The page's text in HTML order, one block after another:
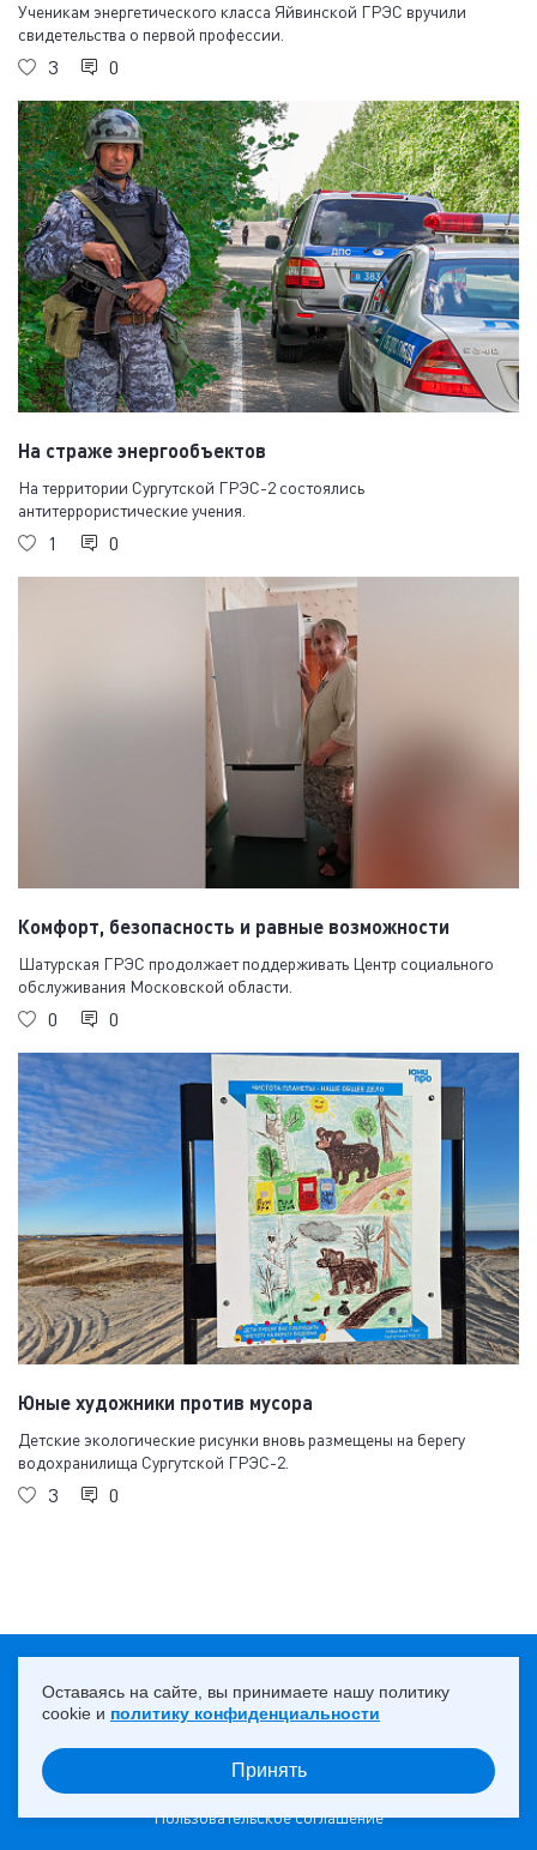
Ученикам энергетического класса Яйвинской ГРЭС вручили
свидетельства о первой профессии.
3 0
На страже энергообъектов
На территории Сургутской ГРЭС-2 состоялись
антитеррористические учения.
1 0
Комфорт, безопасность и равные возможности
Шатурская ГРЭС продолжает поддерживать Центр социального
обслуживания Московской области.
0 0
Юные художники против мусора
Детские экологические рисунки вновь размещены на берегу
водохранилища Сургутской ГРЭС-2.
3 0
© 2013 — 2026 ПАО «Юнипро»
Пользовательское соглашение
Оставаясь на сайте, вы принимаете нашу политику
cookie и политику конфиденциальности
Принять